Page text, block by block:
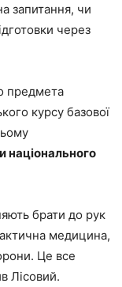
запитання, чи
через
предмета
курсу базової
національного
брати до рук
медицина,
Це все
Лісовий.